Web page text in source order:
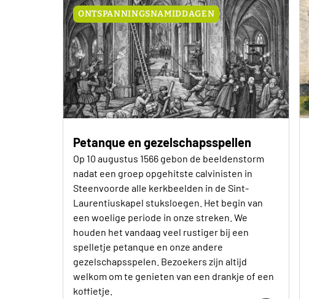
ONTSPANNINGSNAMIDDAGEN
Petanque en gezelschapsspellen
Op 10 augustus 1566 gebon de beeldenstorm
nadat een groep opgehitste calvinisten in
Steenvoorde alle kerkbeelden in de Sint-
Laurentiuskapel stuksloegen. Het begin van
een woelige periode in onze streken. We
houden het vandaag veel rustiger bij een
spelletje petanque en onze andere
gezelschapsspelen. Bezoekers zijn altijd
welkom om te genieten van een drankje of een
koffietje.